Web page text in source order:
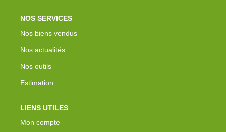
NOS SERVICES
Nos biens vendus
Nos actualités
Nos outils
Estimation
LIENS UTILES
Mon compte